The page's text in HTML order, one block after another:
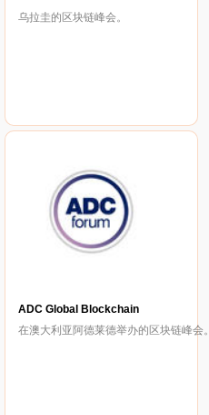
乌拉圭的区块链峰会。
ADC Global Blockchain
在澳大利亚阿德莱德举办的区块链峰会。